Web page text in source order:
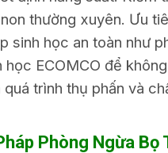
thường xuyên. Ưu
sinh học an toàn như
học ECOMCO để
quá trình thụ phấn và
Phòng Ngừa Bọ